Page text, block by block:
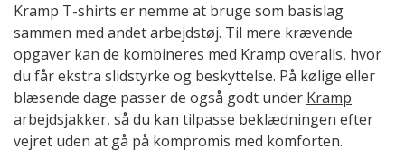
Kramp T-shirts er nemme at bruge som basislag
sammen med andet arbejdstøj. Til mere krævende
opgaver kan de kombineres med Kramp overalls, hvor
du får ekstra slidstyrke og beskyttelse. På kølige eller
blæsende dage passer de også godt under Kramp
arbejdsjakker, så du kan tilpasse beklædningen efter
vejret uden at gå på kompromis med komforten.